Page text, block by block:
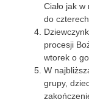
Ciało jak
do
procesji
wtorek o
W
grupy,